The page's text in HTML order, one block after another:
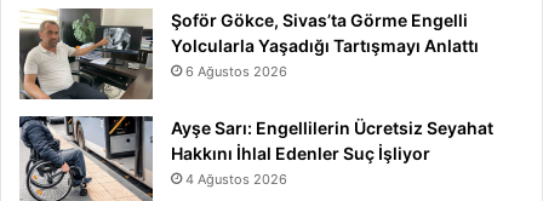
Şoför Gökce, Sivas’ta Görme Engelli
Yolcularla Yaşadığı Tartışmayı Anlattı
6 Ağustos 2026
Ayşe Sarı: Engellilerin Ücretsiz Seyahat
Hakkını İhlal Edenler Suç İşliyor
4 Ağustos 2026